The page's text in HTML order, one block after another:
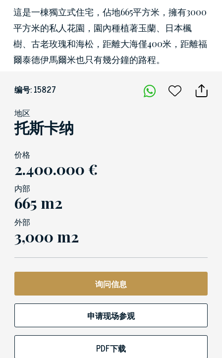
這是一棟獨立式住宅，佔地665平方米，擁有3000
平方米的私人花園，園內種植著玉蘭、日本楓
樹、古老玫瑰和海松，距離大海僅400米，距離福
爾泰德伊馬爾米也只有幾分鐘的路程。
编号: 15827
地区
托斯卡纳
价格
2.400.000 €
内部
665 m2
外部
3,000 m2
询问信息
申请现场参观
PDF下载